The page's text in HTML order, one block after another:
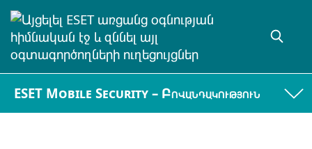
ESET Mobile Security – Բովանդակություն